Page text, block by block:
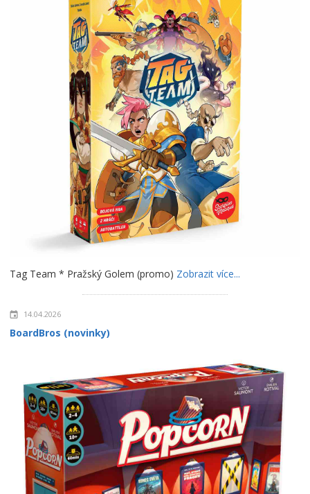
Tag Team * Pražský Golem (promo) Zobrazit více...
14.04.2026
BoardBros (novinky)